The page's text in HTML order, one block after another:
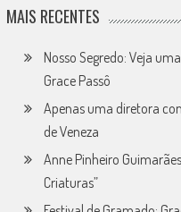
MAIS RECENTES
Nosso Segredo: Veja
Grace Passô
Apenas uma diretora
de Veneza
Anne Pinheiro
Criaturas”